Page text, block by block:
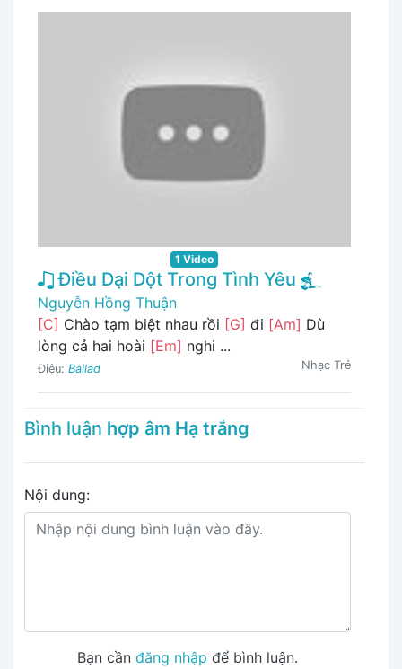
1 Video
Điều Dại Dột Trong Tình Yêu
Nguyễn Hồng Thuận
[C] Chào tạm biệt nhau rồi [G] đi [Am] Dù
lòng cả hai hoài [Em] nghi ...
Điệu: Ballad Nhạc Trẻ
Bình luận hợp âm Hạ trắng
Nội dung:
Bạn cần đăng nhập để bình luận.